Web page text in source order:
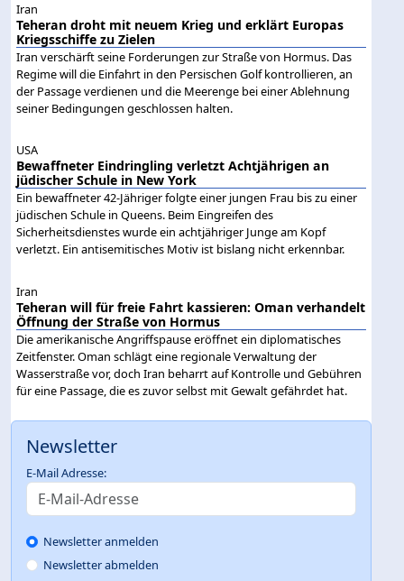
Iran
Teheran droht mit neuem Krieg und erklärt Europas
Kriegsschiffe zu Zielen
Iran verschärft seine Forderungen zur Straße von Hormus. Das
Regime will die Einfahrt in den Persischen Golf kontrollieren, an
der Passage verdienen und die Meerenge bei einer Ablehnung
seiner Bedingungen geschlossen halten.
USA
Bewaffneter Eindringling verletzt Achtjährigen an
jüdischer Schule in New York
Ein bewaffneter 42-Jähriger folgte einer jungen Frau bis zu einer
jüdischen Schule in Queens. Beim Eingreifen des
Sicherheitsdienstes wurde ein achtjähriger Junge am Kopf
verletzt. Ein antisemitisches Motiv ist bislang nicht erkennbar.
Iran
Teheran will für freie Fahrt kassieren: Oman verhandelt
Öffnung der Straße von Hormus
Die amerikanische Angriffspause eröffnet ein diplomatisches
Zeitfenster. Oman schlägt eine regionale Verwaltung der
Wasserstraße vor, doch Iran beharrt auf Kontrolle und Gebühren
für eine Passage, die es zuvor selbst mit Gewalt gefährdet hat.
Newsletter
E-Mail Adresse:
Newsletter anmelden
Newsletter abmelden